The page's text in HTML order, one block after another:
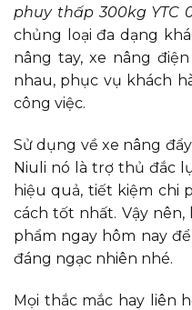
phuy thấp 300kg YTC
chủng loại đa dạng
nâng tay, xe nâng
nhau, phục vụ khách
công việc.
Sử dụng về xe nâng
Niuli nó là trợ thủ đắc
hiệu quả, tiết kiệm chi
cách tốt nhất. Vậy nên,
phẩm ngay hôm nay
đáng ngạc nhiên nhé.
Mọi thắc mắc hay liên